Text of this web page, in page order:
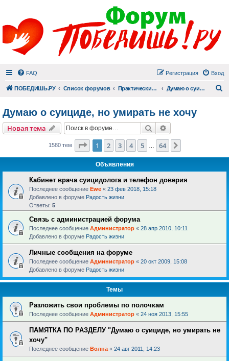
FAQ Вход
Регистрация
ПОБЕДИШЬ.РУ Список форумов Практический раздел Думаю о суициде, но умирать не хочу
Думаю о суициде, но умирать не хочу
Новая тема Поиск
1580 тем Страница из 64
1 2 3 4 5 64
Объявления
Кабинет врача суицидолога и телефон доверия
Последнее сообщение Ewe « 23 фев 2018, 15:18
Добавлено в форуме Радость жизни
Ответы: 5
Связь с администрацией форума
Последнее сообщение Администратор « 28 апр 2010, 10:11
Добавлено в форуме Радость жизни
Личные сообщения на форуме
Последнее сообщение Администратор « 20 окт 2009, 15:08
Добавлено в форуме Радость жизни
Темы
Разложить свои проблемы по полочкам
Последнее сообщение Администратор « 24 ноя 2013, 15:55
ПАМЯТКА ПО РАЗДЕЛУ "Думаю о суициде, но умирать не
хочу"
Последнее сообщение Волна « 24 авг 2011, 14:23